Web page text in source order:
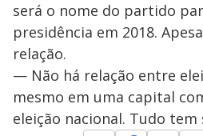
será o nome do partido
presidência em 2018.
relação.
— Não há relação entre
mesmo em uma capital
eleição nacional. Tudo tem